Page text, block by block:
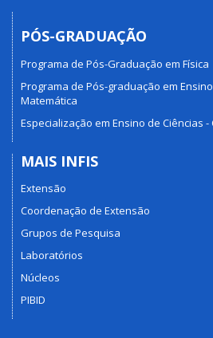
PÓS-GRADUAÇÃO
Programa de Pós-Graduação em Física
Programa de Pós-graduação em
Matemática
Especialização em Ensino de Ciências -
MAIS INFIS
Extensão
Coordenação de Extensão
Grupos de Pesquisa
Laboratórios
Núcleos
PIBID